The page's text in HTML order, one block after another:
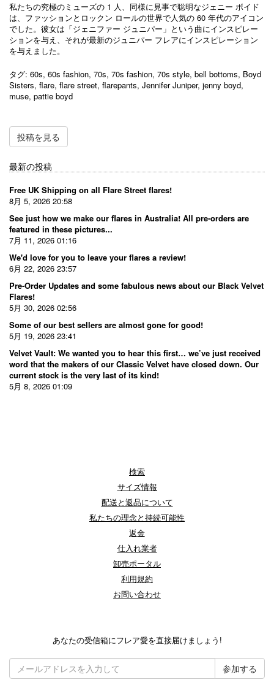
私たちの究極のミューズの 1 人、同様に見事で聡明なジェニー ボイド
は、ファッションとロックン ロールの世界で人気の 60 年代のアイコン
でした。彼女は「ジェニファー ジュニパー」という曲にインスピレー
ションを与え、それが最新のジュニパー フレアにインスピレーション
を与えました。
タグ: 60s, 60s fashion, 70s, 70s fashion, 70s style, bell bottoms, Boyd
Sisters, flare, flare street, flarepants, Jennifer Juniper, jenny boyd,
muse, pattie boyd
投稿を見る
最新の投稿
Free UK Shipping on all Flare Street flares!
8月 5, 2026 20:58
See just how we make our flares in Australia! All pre-orders are
featured in these pictures...
7月 11, 2026 01:16
We'd love for you to leave your flares a review!
6月 22, 2026 23:57
Pre-Order Updates and some fabulous news about our Black Velvet
Flares!
5月 30, 2026 02:56
Some of our best sellers are almost gone for good!
5月 19, 2026 23:41
Velvet Vault: We wanted you to hear this first… we’ve just received
word that the makers of our Classic Velvet have closed down. Our
current stock is the very last of its kind!
5月 8, 2026 01:09
検索
サイズ情報
配送と返品について
私たちの理念と持続可能性
返金
仕入れ業者
卸売ポータル
利用規約
お問い合わせ
あなたの受信箱にフレア愛を直接届けましょう!